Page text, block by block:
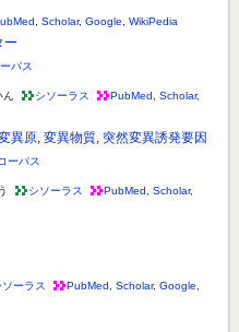
Scholar, Google WikiPedia
ー
パス
ん シソーラス PubMed Scholar,
異原, 変異物質, 突然変異誘発要因
ーパス
シソーラス PubMed Scholar,
ソーラス PubMed Scholar, Google